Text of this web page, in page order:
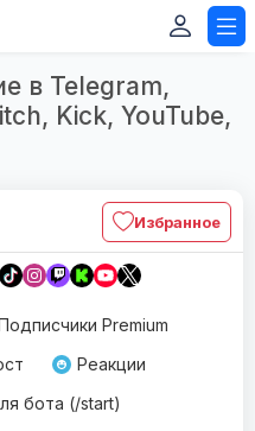
в Telegram,
Kick, YouTube,
Избранное
Premium
Реакции
бота (/start)